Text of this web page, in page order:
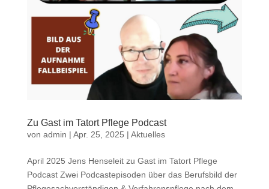
Zu Gast im Tatort Pflege Podcast
von admin | Apr. 25, 2025 | Aktuelles
April 2025 Jens Henseleit zu Gast im Tatort Pflege
Podcast Zwei Podcastepisoden über das Berufsbild der